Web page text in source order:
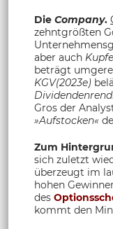
Die Company.
zehntgrößten
aber auch
beträgt
KGV(2023e)
Gros der
»Aufstocken«
Zum
sich zuletzt
überzeugt im
hohen
des
kommt den